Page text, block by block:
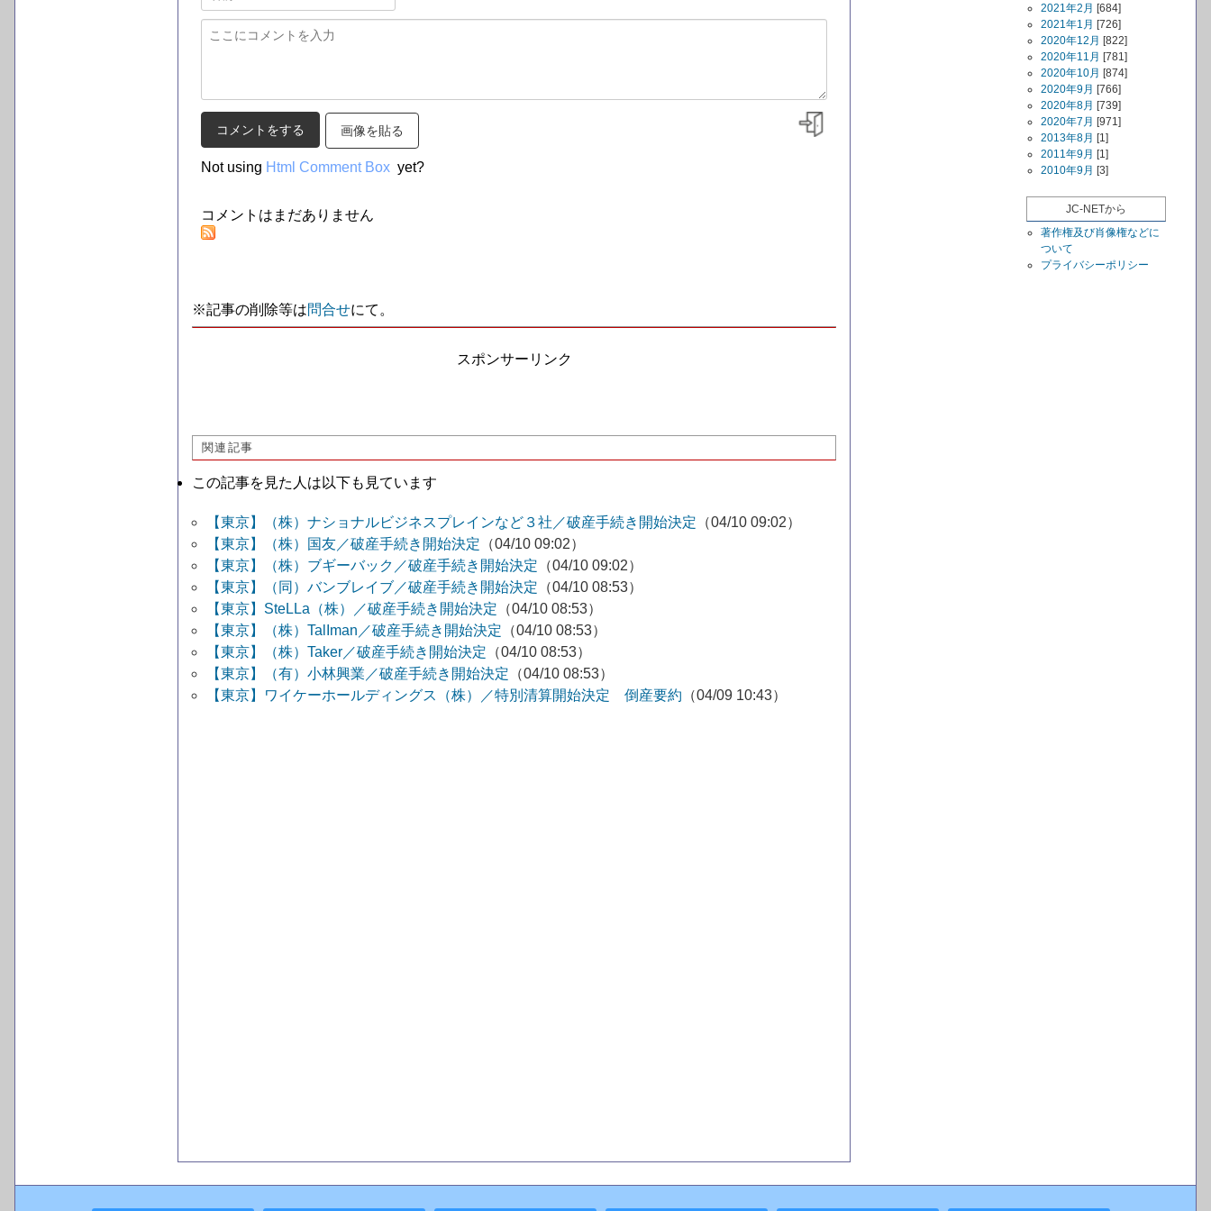
画像を貼る
Not using Html Comment Box yet?
コメントはまだありません
※記事の削除等は問合せにて。
スポンサーリンク
関連記事
この記事を見た人は以下も見ています
【東京】（株）ナショナルビジネスプレインなど３社／破産手続き開始決定 （04/10 09:02）
【東京】（株）国友／破産手続き開始決定 （04/10 09:02）
【東京】（株）ブギーバック／破産手続き開始決定 （04/10 09:02）
【東京】（同）バンブレイブ／破産手続き開始決定 （04/10 08:53）
【東京】SteLLa（株）／破産手続き開始決定 （04/10 08:53）
【東京】（株）TalIman／破産手続き開始決定 （04/10 08:53）
【東京】（株）Taker／破産手続き開始決定 （04/10 08:53）
【東京】（有）小林興業／破産手続き開始決定 （04/10 08:53）
【東京】ワイケーホールディングス（株）／特別清算開始決定 倒産要約 （04/09 10:43）
2021年2月 [684]
2021年1月 [726]
2020年12月 [822]
2020年11月 [781]
2020年10月 [874]
2020年9月 [766]
2020年8月 [739]
2020年7月 [971]
2013年8月 [1]
2011年9月 [1]
2010年9月 [3]
JC-NETから
著作権及び肖像権などに
ついて
プライバシーポリシー